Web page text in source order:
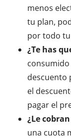
menos
tu plan,
por todo
¿Te has
consumido
descuento
el
pagar el
¿Le
una cuota